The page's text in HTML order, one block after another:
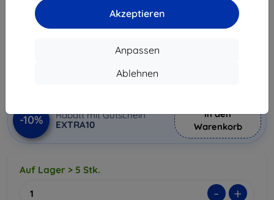
Akzeptieren
Anpassen
Ablehnen
Tablets.
Produktbeschreibung
-10%
Rabatt mit Gutschein
EXTRA10
In den
Warenkorb
Auf Lager > 5 Stk.
- +